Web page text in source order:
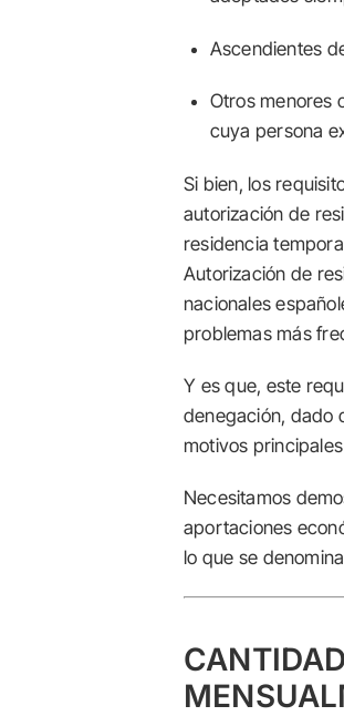
Ascendientes
Otros menores
cuya persona
Si bien, los
autorización de
residencia
Autorización de
nacionales
problemas más
Y es que, este
denegación, dado
motivos
Necesitamos
aportaciones
lo que se